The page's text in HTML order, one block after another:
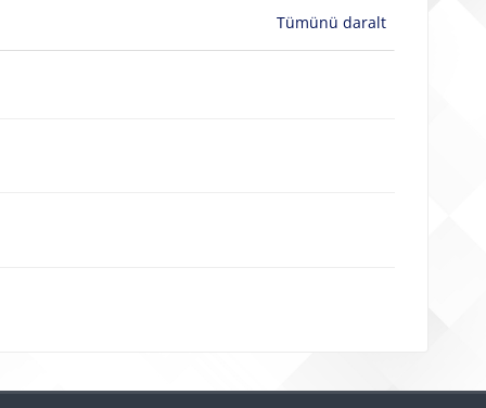
Tümünü daralt